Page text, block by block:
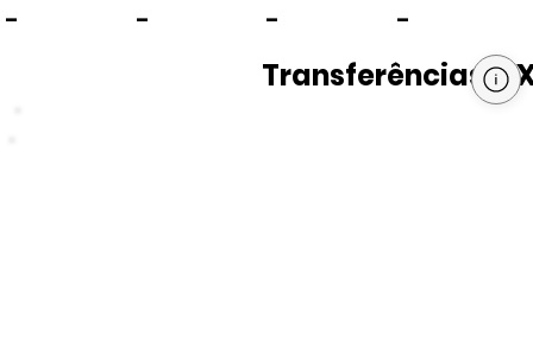
Transferências
- -
- -